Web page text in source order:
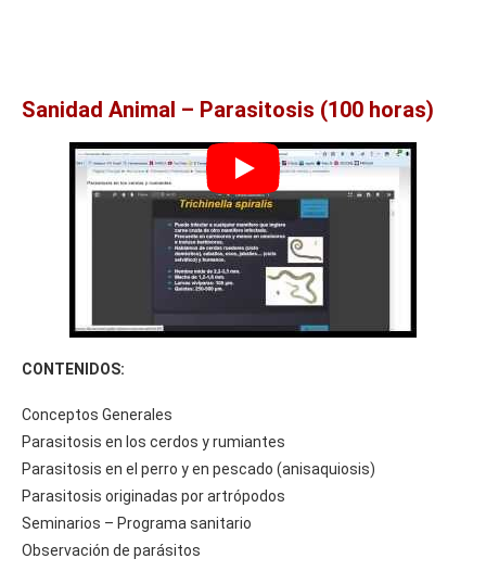
Sanidad Animal – Parasitosis (100 horas)
CONTENIDOS:
Conceptos Generales
Parasitosis en los cerdos y rumiantes
Parasitosis en el perro y en pescado (anisaquiosis)
Parasitosis originadas por artrópodos
Seminarios – Programa sanitario
Observación de parásitos